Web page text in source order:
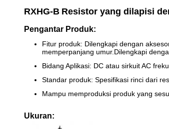
RXHG-B Resistor yang dilapisi
Pengantar Produk:
Fitur produk: Dilengkapi dengan
memperpanjang umur.Dilengkapi
Bidang Aplikasi: DC atau sirkuit AC
Standar produk: Spesifikasi rinci dari
Mampu memproduksi produk yang
Ukuran: